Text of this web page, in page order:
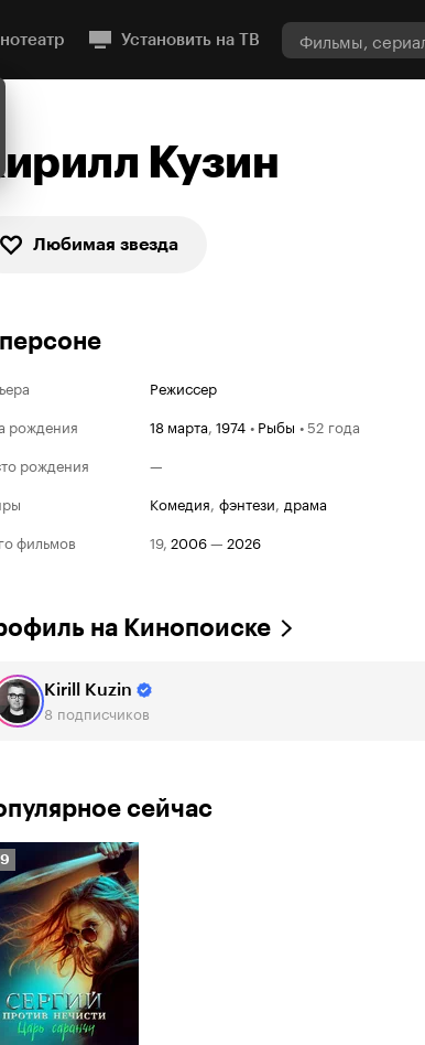
Установить на ТВ
Кирилл Кузин
Любимая звезда
Режиссер
рождения
18 марта, 1974 • Рыбы •52 года
рождения
—
комедия, фэнтези, драма
фильмов
19, 2006— 2026
на Кинопоиске
Kirill Kuzin
8 подписчиков
сейчас